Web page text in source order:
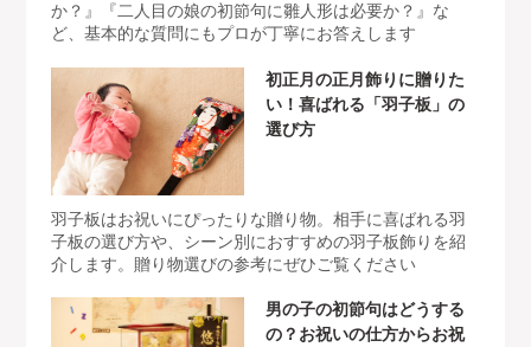
か？』『二人目の娘の初節句に雛人形は必要か？』な
ど、基本的な質問にもプロが丁寧にお答えします
初正月の正月飾りに贈りた
い！喜ばれる「羽子板」の
選び方
羽子板はお祝いにぴったりな贈り物。相手に喜ばれる羽
子板の選び方や、シーン別におすすめの羽子板飾りを紹
介します。贈り物選びの参考にぜひご覧ください
男の子の初節句はどうする
の？お祝いの仕方からお祝